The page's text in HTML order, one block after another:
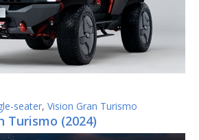
seater, Vision Gran Turismo
Turismo (2024)